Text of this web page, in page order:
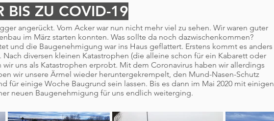
BIS ZU COVID-19
angerückt. Vom Acker war nun nicht mehr viel zu sehen. Wir waren guter
im März starten konnten. Was sollte da noch dazwischenkommen?
und die Baugenehmigung war ins Haus geflattert. Erstens kommt es anders
Nach diversen kleinen Katastrophen (die alleine schon für ein Kabarett oder
uns als Katastrophen erprobt. Mit dem Coronavirus haben wir allerdings
wir unsere Ärmel wieder heruntergekrempelt, den Mund-Nasen-Schutz
für einige Woche Baugrund sein lassen. Bis es dann im Mai 2020 mit einigen
neuen Baugenehmigung für uns endlich weiterging.